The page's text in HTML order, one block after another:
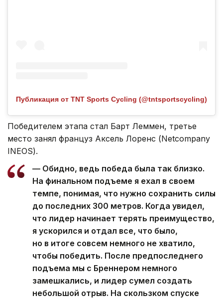
Публикация от TNT Sports Cycling (@tntsportscycling)
Победителем этапа стал Барт Леммен, третье
место занял француз Аксель Лоренс (Netcompany
INEOS).
— Обидно, ведь победа была так близко.
На финальном подъеме я ехал в своем
темпе, понимая, что нужно сохранить силы
до последних 300 метров. Когда увидел,
что лидер начинает терять преимущество,
я ускорился и отдал все, что было,
но в итоге совсем немного не хватило,
чтобы победить. После предпоследнего
подъема мы с Бреннером немного
замешкались, и лидер сумел создать
небольшой отрыв. На скользком спуске